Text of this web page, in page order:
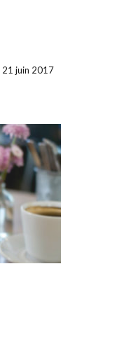
21 juin 2017